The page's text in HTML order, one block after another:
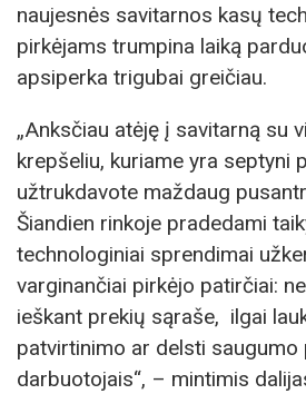
naujesnės savitarnos kasų
pirkėjams trumpina laiką
apsiperka trigubai greičiau.
„Anksčiau atėję į savitarną su
krepšeliu, kuriame yra septyni
užtrukdavote maždaug
Šiandien rinkoje pradedami
technologiniai sprendimai
varginančiai pirkėjo patirčiai:
ieškant prekių sąraše, ilgai
patvirtinimo ar delsti saugumo
darbuotojais“, – mintimis